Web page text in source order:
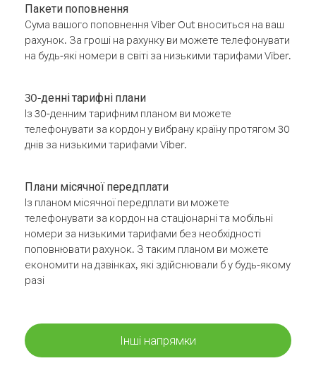
Пакети поповнення
Сума вашого поповнення Viber Out вноситься на ваш
рахунок. За гроші на рахунку ви можете телефонувати
на будь-які номери в світі за низькими тарифами Viber.
30-денні тарифні плани
Із 30-денним тарифним планом ви можете
телефонувати за кордон у вибрану країну протягом 30
днів за низькими тарифами Viber.
Плани місячної передплати
Із планом місячної передплати ви можете
телефонувати за кордон на стаціонарні та мобільні
номери за низькими тарифами без необхідності
поповнювати рахунок. З таким планом ви можете
економити на дзвінках, які здійснювали б у будь-якому
разі
Інші напрямки